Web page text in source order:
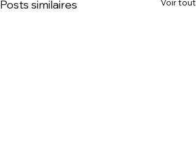
Posts similaires Voir tout